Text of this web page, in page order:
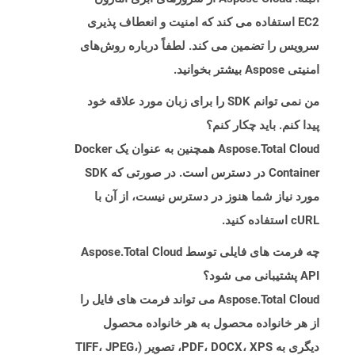
EC2 استفاده می کند که امنیت و انعطاف پذیری
سرویس را تضمین می کند. لطفاً درباره روش‌های
امنیتی Aspose بیشتر بخوانید.
من نمی توانم SDK را برای زبان مورد علاقه خود
پیدا کنم. باید چکار کنم؟
Aspose.Total Cloud همچنین به عنوان یک Docker
Container در دسترس است. در صورتی که SDK
مورد نیاز شما هنوز در دسترس نیست، از آن با
cURL استفاده کنید.
چه فرمت های فایلی توسط Aspose.Total Cloud
API پشتیبانی می شود؟
Aspose.Total Cloud می تواند فرمت های فایل را
از هر خانواده محصول به هر خانواده محصول
دیگری به PDF، DOCX، XPS، تصویر (TIFF، JPEG،